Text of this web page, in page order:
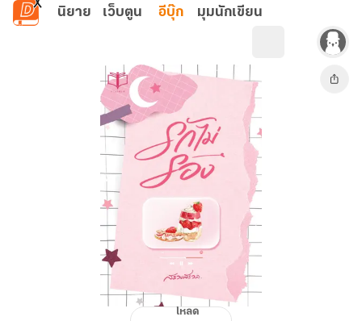
ข้ามไปยังเนื้อหาหลัก
นิยาย เว็บตูน อีบุ๊ก มุมนักเขียน
โหลด